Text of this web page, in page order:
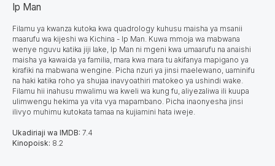
Ip Man
Filamu ya kwanza kutoka kwa quadrology kuhusu maisha ya msanii
maarufu wa kijeshi wa Kichina - Ip Man. Kuwa mmoja wa mabwana
wenye nguvu katika jiji lake, Ip Man ni mgeni kwa umaarufu na anaishi
maisha ya kawaida ya familia, mara kwa mara tu akifanya mapigano ya
kirafiki na mabwana wengine. Picha nzuri ya jinsi maelewano, uaminifu
na haki katika roho ya shujaa inavyoathiri matokeo ya ushindi wake.
Filamu hii inahusu mwalimu wa kweli wa kung fu, aliyezaliwa ili kuupa
ulimwengu hekima ya vita vya mapambano. Picha inaonyesha jinsi
ilivyo muhimu kutokata tamaa na kujiamini hata iweje.
Ukadiriaji wa IMDB: 7.4
Kinopoisk: 8.2